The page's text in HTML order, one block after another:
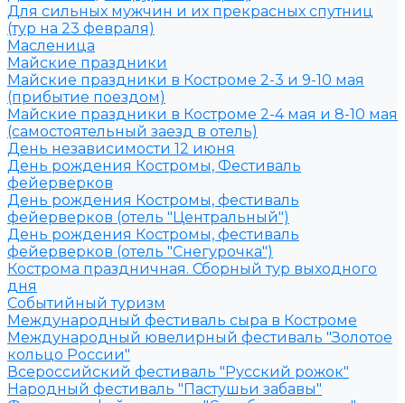
Для сильных мужчин и их прекрасных спутниц
(тур на 23 февраля)
Масленица
Майские праздники
Майские праздники в Костроме 2-3 и 9-10 мая
(прибытие поездом)
Майские праздники в Костроме 2-4 мая и 8-10 мая
(самостоятельный заезд в отель)
День независимости 12 июня
День рождения Костромы, Фестиваль
фейерверков
День рождения Костромы, фестиваль
фейерверков (отель "Центральный")
День рождения Костромы, фестиваль
фейерверков (отель "Снегурочка")
Кострома праздничная. Сборный тур выходного
дня
Событийный туризм
Международный фестиваль сыра в Костроме
Международный ювелирный фестиваль "Золотое
кольцо России"
Всероссийский фестиваль "Русский рожок"
Народный фестиваль "Пастушьи забавы"